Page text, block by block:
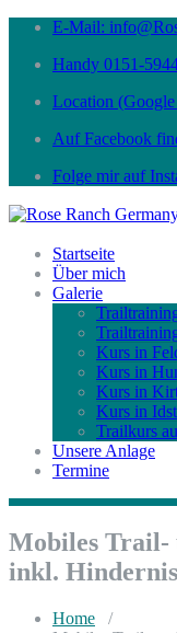
E-Mail:
Handy 0151-
Location
Auf Facebook
Folge mir auf
Startseite
Über mich
Galerie
Kurs in
Kurs in
Kurs in
Kurs in
Trailkurs
Unsere Anlage
Termine
Mobiles Trail-
inkl.
Home /